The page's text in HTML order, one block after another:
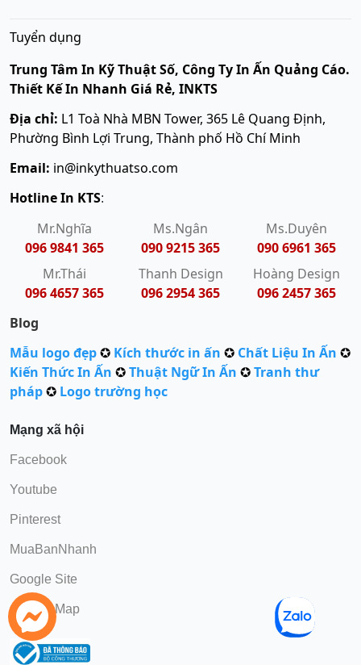
Tuyển dụng
Trung Tâm In Kỹ Thuật Số, Công Ty In Ấn Quảng Cáo.
Thiết Kế In Nhanh Giá Rẻ, INKTS
Địa chỉ: L1 Toà Nhà MBN Tower, 365 Lê Quang Định,
Phường Bình Lợi Trung, Thành phố Hồ Chí Minh
Email: in@inkythuatso.com
Hotline In KTS:
Mr.Nghĩa
096 9841 365
Ms.Ngân
090 9215 365
Ms.Duyên
090 6961 365
Mr.Thái
096 4657 365
Thanh Design
096 2954 365
Hoàng Design
096 2457 365
Blog
Mẫu logo đẹp✪ Kích thước in ấn ✪ Chất Liệu In Ấn ✪
Kiến Thức In Ấn ✪Thuật Ngữ In Ấn ✪Tranh thư
pháp✪ Logo trường học
Mạng xã hội
Facebook
Youtube
Pinterest
MuaBanNhanh
Google Site
Google Map